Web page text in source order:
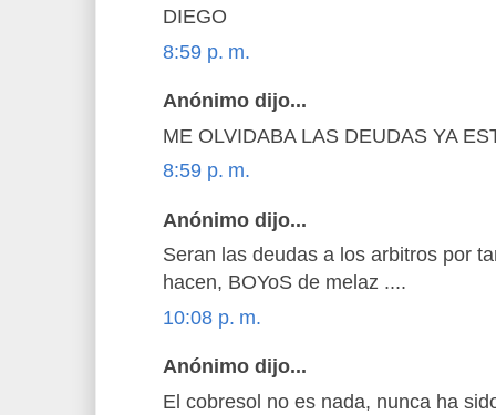
DIEGO
8:59 p. m.
Anónimo dijo...
ME OLVIDABA LAS DEUDAS YA
8:59 p. m.
Anónimo dijo...
Seran las deudas a los arbitros por
hacen, BOYoS de melaz ....
10:08 p. m.
Anónimo dijo...
El cobresol no es nada, nunca ha